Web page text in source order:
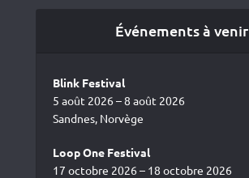
Événements à venir
Blink Festival
5 août 2026 – 8 août 2026
Sandnes, Norvège
Loop One Festival
17 octobre 2026 – 18 octobre 2026